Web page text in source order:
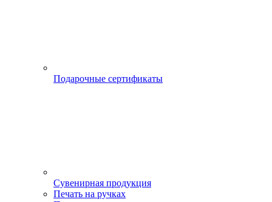
Подарочные сертификаты
Сувенирная продукция
Печать на ручках